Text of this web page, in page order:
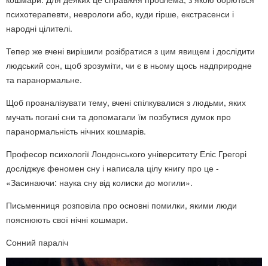
психотерапевти, неврологи або, куди гірше, екстрасенси і
народні цілителі.
Тепер же вчені вирішили розібратися з цим явищем і дослідити
людський сон, щоб зрозуміти, чи є в ньому щось надприродне
та паранормальне.
Щоб проаналізувати тему, вчені спілкувалися з людьми, яких
мучать погані сни та допомагали їм позбутися думок про
паранормальність нічних кошмарів.
Професор психології Лондонського університету Еліс Грегорі
досліджує феномен сну і написала цілу книгу про це -
«Засинаючи: наука сну від колиски до могили».
Письменниця розповіла про основні помилки, якими люди
пояснюють свої нічні кошмари.
Сонний параліч